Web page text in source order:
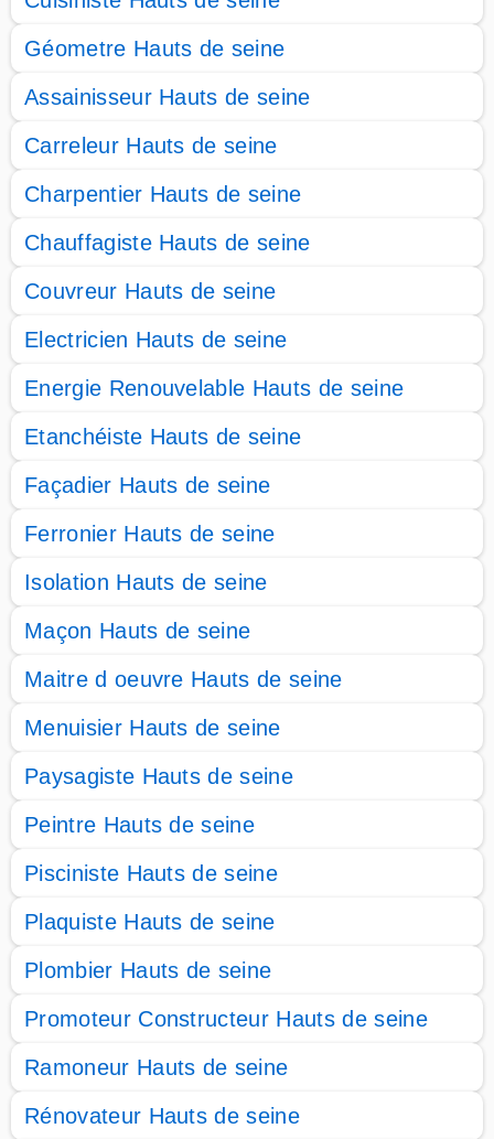
Géometre Hauts de seine
Assainisseur Hauts de seine
Carreleur Hauts de seine
Charpentier Hauts de seine
Chauffagiste Hauts de seine
Couvreur Hauts de seine
Electricien Hauts de seine
Energie Renouvelable Hauts de seine
Etanchéiste Hauts de seine
Façadier Hauts de seine
Ferronier Hauts de seine
Isolation Hauts de seine
Maçon Hauts de seine
Maitre d oeuvre Hauts de seine
Menuisier Hauts de seine
Paysagiste Hauts de seine
Peintre Hauts de seine
Pisciniste Hauts de seine
Plaquiste Hauts de seine
Plombier Hauts de seine
Promoteur Constructeur Hauts de seine
Ramoneur Hauts de seine
Rénovateur Hauts de seine